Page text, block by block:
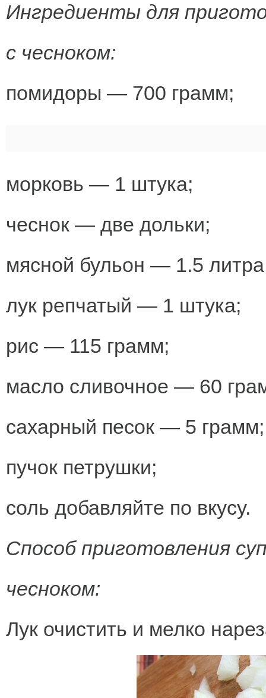
Ингредиенты для
с чесноком:
помидоры — 700 грамм;
морковь — 1 штука;
чеснок — две дольки;
мясной бульон — 1.5
лук репчатый — 1 штука;
рис — 115 грамм;
масло сливочное — 60
сахарный песок — 5 грамм;
пучок петрушки;
соль добавляйте по вкусу.
Способ приготовления
чесноком:
Лук очистить и мелко